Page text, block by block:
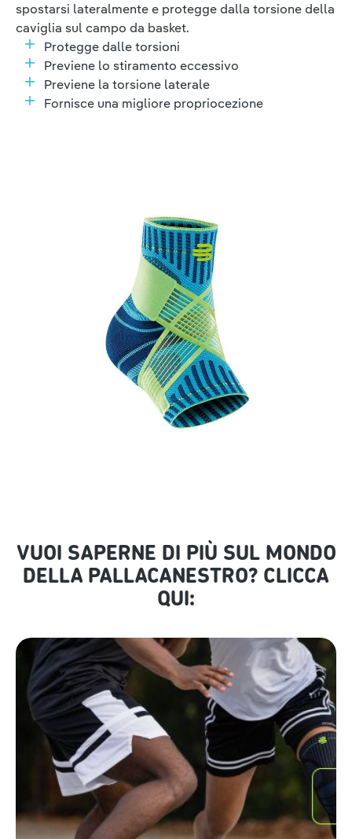
spostarsi lateralmente e protegge dalla torsione della
caviglia sul campo da basket.
Protegge dalle torsioni
Previene lo stiramento eccessivo
Previene la torsione laterale
Fornisce una migliore propriocezione
VUOI SAPERNE DI PIÙ SUL MONDO
DELLA PALLACANESTRO? CLICCA
QUI: